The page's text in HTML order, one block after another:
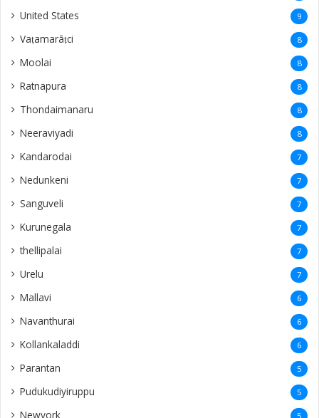
United States 9
Vaṭamarāṭci 8
Moolai 8
Ratnapura 8
Thondaimanaru 8
Neeraviyadi 8
Kandarodai 7
Nedunkeni 7
Sanguveli 7
Kurunegala 7
thellipalai 7
Urelu 7
Mallavi 6
Navanthurai 6
Kollankaladdi 6
Parantan 5
Pudukudiyiruppu 5
Newyork 5